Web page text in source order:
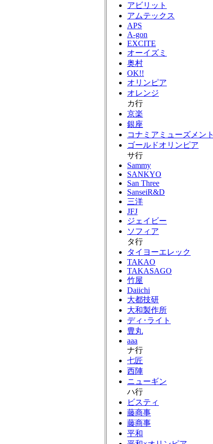
アビリット
アムテックス
APS
A-gon
EXCITE
オーイズミ
奥村
OK!!
オリンピア
オレンジ
カ行
京楽
銀座
コナミアミューズメント
ゴールドオリンピア
サ行
Sammy
SANKYO
San Three
SanseiR&D
三洋
JFJ
ジェイビー
ソフィア
タ行
タイヨーエレック
TAKAO
TAKASAGO
竹屋
Daiichi
大都技研
大和製作所
ディ･ライト
豊丸
aaa
ナ行
七匠
西陣
ニューギン
ハ行
ビスティ
藤商事
藤商事
平和